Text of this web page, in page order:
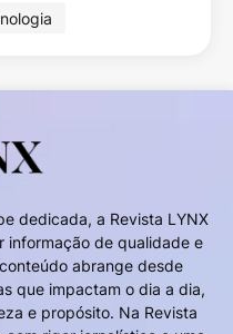
dedicada, a Revista LYNX
informação de qualidade e
abrange desde
que impactam o dia a dia,
e propósito. Na Revista